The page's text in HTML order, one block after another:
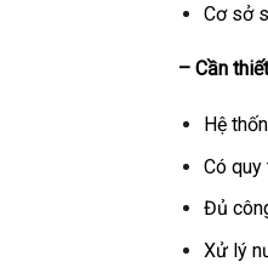
Cơ sở
– Cần
Hệ
Có quy
Đủ
Xử lý